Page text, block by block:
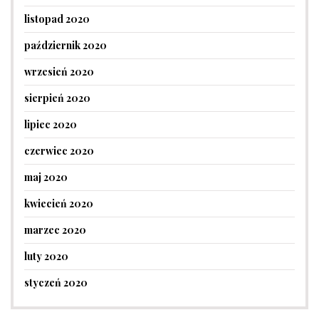
listopad 2020
październik 2020
wrzesień 2020
sierpień 2020
lipiec 2020
czerwiec 2020
maj 2020
kwiecień 2020
marzec 2020
luty 2020
styczeń 2020